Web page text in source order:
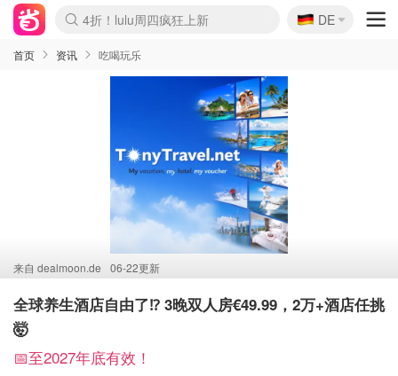
Boticinal 夏促开抢！
4折！lulu周四疯狂上新
还没结束！&OtherStories大促
Joybuy变相75折 随时失效
速领！Stanley独家85折
疑似霸哥！Camper额外叠85折
Zalando 奥莱闪促！每日更新
Moncler反季囤！5折起+叠9折
Coach Brooklyn仅€192
🇩🇪
DE
首页 资讯 吃喝玩乐
来自 dealmoon.de 06-22更新
全球养生酒店自由了⁉️ 3晚双人房€49.99，2万+酒店任挑
🤯
📅至2027年底有效！